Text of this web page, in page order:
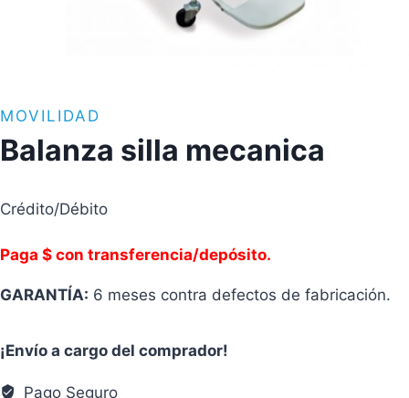
MOVILIDAD
Balanza silla mecanica
Crédito/Débito
Paga $ con transferencia/depósito.
GARANTÍA: 6 meses contra defectos de fabricación.
¡Envío a cargo del comprador!
Pago Seguro